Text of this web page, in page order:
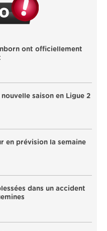
ont officiellement
saison en Ligue 2
en prévision la semaine
dans un accident